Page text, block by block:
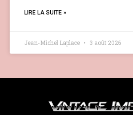
LIRE LA SUITE »
Jean-Michel Laplace 3 août 2026